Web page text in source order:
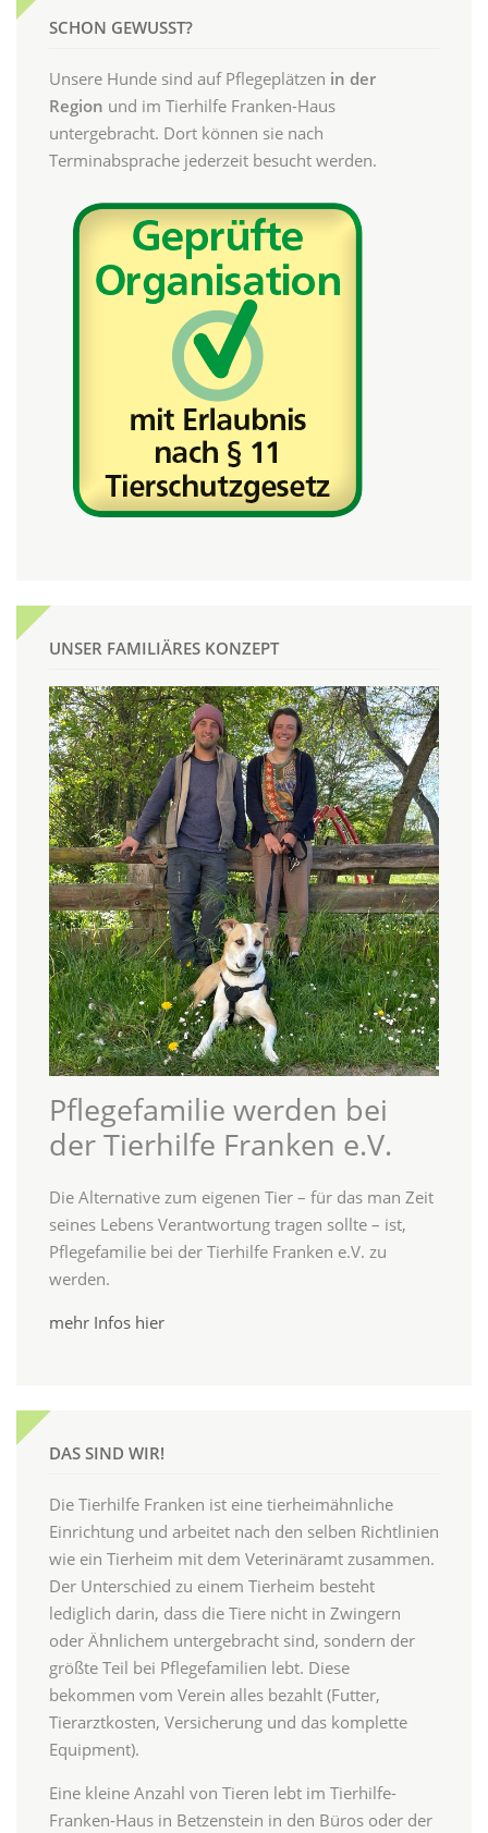
SCHON GEWUSST?
Unsere Hunde sind auf Pflegeplätzen in der
Region und im Tierhilfe Franken-Haus
untergebracht. Dort können sie nach
Terminabsprache jederzeit besucht werden.
UNSER FAMILIÄRES KONZEPT
Pflegefamilie werden bei
der Tierhilfe Franken e.V.
Die Alternative zum eigenen Tier – für das man Zeit
seines Lebens Verantwortung tragen sollte – ist,
Pflegefamilie bei der Tierhilfe Franken e.V. zu
werden.
mehr Infos hier
DAS SIND WIR!
Die Tierhilfe Franken ist eine tierheimähnliche
Einrichtung und arbeitet nach den selben Richtlinien
wie ein Tierheim mit dem Veterinäramt zusammen.
Der Unterschied zu einem Tierheim besteht
lediglich darin, dass die Tiere nicht in Zwingern
oder Ähnlichem untergebracht sind, sondern der
größte Teil bei Pflegefamilien lebt. Diese
bekommen vom Verein alles bezahlt (Futter,
Tierarztkosten, Versicherung und das komplette
Equipment).
Eine kleine Anzahl von Tieren lebt im Tierhilfe-
Franken-Haus in Betzenstein in den Büros oder der